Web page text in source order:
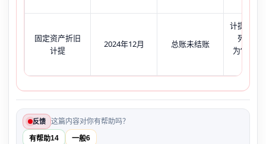
固定资产折旧
计提
2024年12月 总账未结账
计提任务
列表中
为‘等待’
反馈 这篇内容对你有帮助吗？
有帮助14 一般6